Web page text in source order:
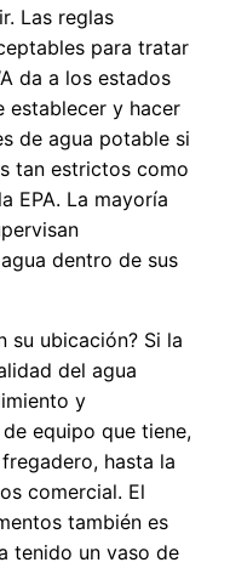
Las reglas
para tratar
da a los estados
establecer y hacer
de agua potable si
tan estrictos como
EPA. La mayoría
dentro de sus
su ubicación? Si la
del agua
y
equipo que tiene,
hasta la
comercial. El
también es
tenido un vaso de